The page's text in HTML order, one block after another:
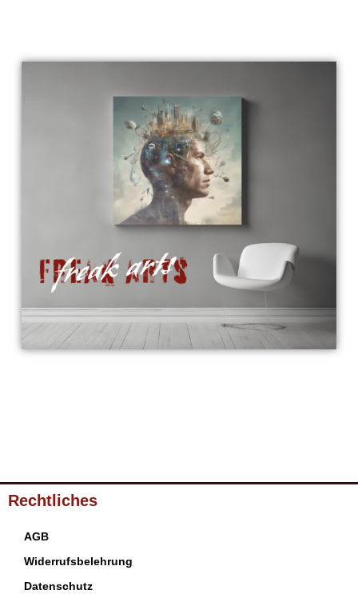
Rechtliches
AGB
Widerrufsbelehrung
Datenschutz